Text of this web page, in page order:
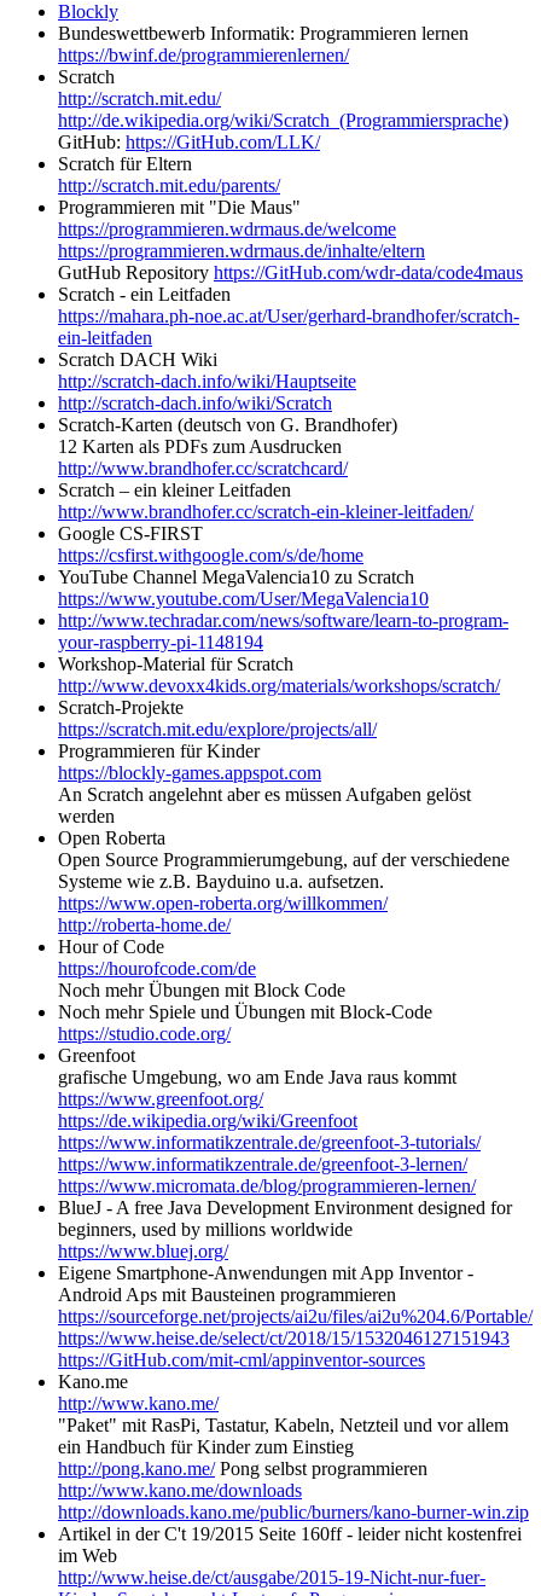
Blockly
Bundeswettbewerb Informatik: Programmieren lernen
https://bwinf.de/programmierenlernen/
Scratch
http://scratch.mit.edu/
http://de.wikipedia.org/wiki/Scratch_(Programmiersprache)
GitHub: https://GitHub.com/LLK/
Scratch für Eltern
http://scratch.mit.edu/parents/
Programmieren mit "Die Maus"
https://programmieren.wdrmaus.de/welcome
https://programmieren.wdrmaus.de/inhalte/eltern
GutHub Repository https://GitHub.com/wdr-data/code4maus
Scratch - ein Leitfaden
https://mahara.ph-noe.ac.at/User/gerhard-brandhofer/scratch-
ein-leitfaden
Scratch DACH Wiki
http://scratch-dach.info/wiki/Hauptseite
http://scratch-dach.info/wiki/Scratch
Scratch-Karten (deutsch von G. Brandhofer)
12 Karten als PDFs zum Ausdrucken
http://www.brandhofer.cc/scratchcard/
Scratch – ein kleiner Leitfaden
http://www.brandhofer.cc/scratch-ein-kleiner-leitfaden/
Google CS-FIRST
https://csfirst.withgoogle.com/s/de/home
YouTube Channel MegaValencia10 zu Scratch
https://www.youtube.com/User/MegaValencia10
http://www.techradar.com/news/software/learn-to-program-
your-raspberry-pi-1148194
Workshop-Material für Scratch
http://www.devoxx4kids.org/materials/workshops/scratch/
Scratch-Projekte
https://scratch.mit.edu/explore/projects/all/
Programmieren für Kinder
https://blockly-games.appspot.com
An Scratch angelehnt aber es müssen Aufgaben gelöst
werden
Open Roberta
Open Source Programmierumgebung, auf der verschiedene
Systeme wie z.B. Bayduino u.a. aufsetzen.
https://www.open-roberta.org/willkommen/
http://roberta-home.de/
Hour of Code
https://hourofcode.com/de
Noch mehr Übungen mit Block Code
Noch mehr Spiele und Übungen mit Block-Code
https://studio.code.org/
Greenfoot
grafische Umgebung, wo am Ende Java raus kommt
https://www.greenfoot.org/
https://de.wikipedia.org/wiki/Greenfoot
https://www.informatikzentrale.de/greenfoot-3-tutorials/
https://www.informatikzentrale.de/greenfoot-3-lernen/
https://www.micromata.de/blog/programmieren-lernen/
BlueJ - A free Java Development Environment designed for
beginners, used by millions worldwide
https://www.bluej.org/
Eigene Smartphone-Anwendungen mit App Inventor -
Android Aps mit Bausteinen programmieren
https://sourceforge.net/projects/ai2u/files/ai2u%204.6/Portable/
https://www.heise.de/select/ct/2018/15/1532046127151943
https://GitHub.com/mit-cml/appinventor-sources
Kano.me
http://www.kano.me/
"Paket" mit RasPi, Tastatur, Kabeln, Netzteil und vor allem
ein Handbuch für Kinder zum Einstieg
http://pong.kano.me/Pong selbst programmieren
http://www.kano.me/downloads
http://downloads.kano.me/public/burners/kano-burner-win.zip
Artikel in der C't 19/2015 Seite 160ff - leider nicht kostenfrei
im Web
http://www.heise.de/ct/ausgabe/2015-19-Nicht-nur-fuer-